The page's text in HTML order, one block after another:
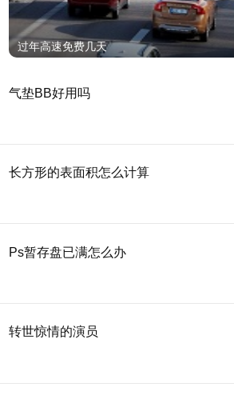
过年高速免费几天
气垫BB好用吗
长方形的表面积怎么计算
Ps暂存盘已满怎么办
转世惊情的演员